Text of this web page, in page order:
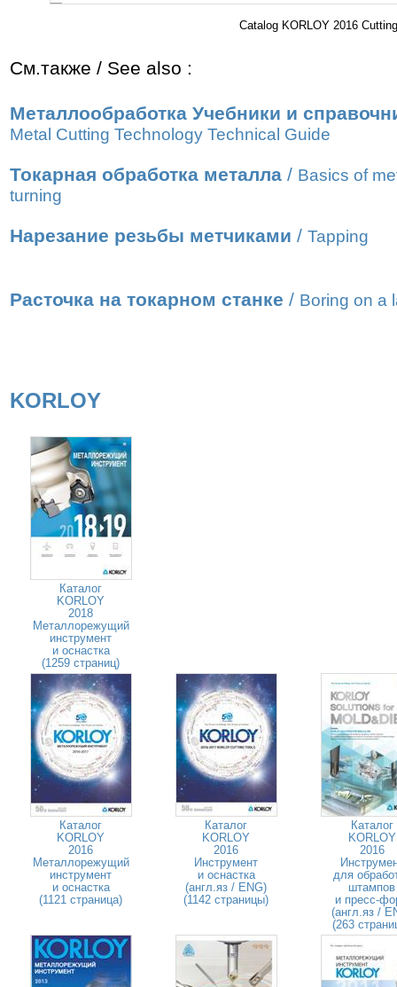
Catalog KORLOY 2016
См.также / See also :
Металлообработка Учебники и
Metal Cutting Technology Technical Guide
Токарная обработка металла / Basics of
turning
Нарезание резьбы метчиками / Tapping
Расточка на токарном станке / Boring on a
KORLOY
Каталог
KORLOY
2018
Металлорежущий
инструмент
и оснастка
(1259 страниц)
Каталог
KORLOY
2016
Металлорежущий
инструмент
и оснастка
(1121 страница)
Каталог
KORLOY
2016
Инструмент
и оснастка
(англ.яз / ENG)
(1142 страницы)
Каталог
KORLOY
2016
для
штампов
и пресс-
(англ.яз /
(263